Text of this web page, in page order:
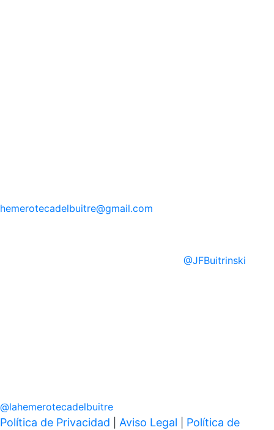
hemerotecadelbuitre@gmail.com
@JFBuitrinski
@lahemerotecadelbuitre
Política de Privacidad Aviso Legal Política de